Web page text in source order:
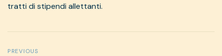
tratti di stipendi allettanti.
PREVIOUS